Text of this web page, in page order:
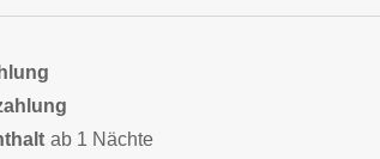
ab 1 Nächte